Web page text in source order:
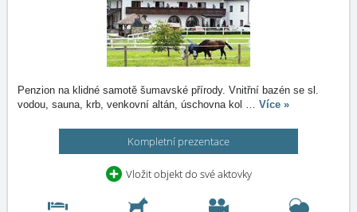
Penzion na klidné samotě šumavské přírody. Vnitřní bazén se sl.
vodou, sauna, krb, venkovní altán, úschovna kol … Více »
Kompletní prezentace
Vložit objekt do své aktovky